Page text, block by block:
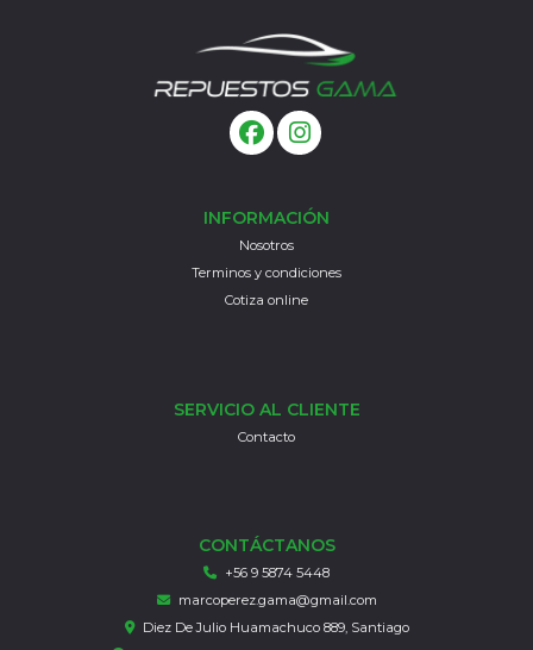
INFORMACIÓN
Nosotros
Terminos y condiciones
Cotiza online
SERVICIO AL CLIENTE
Contacto
CONTÁCTANOS
+56 9 5874 5448
marcoperez.gama@gmail.com
Diez De Julio Huamachuco 889, Santiago